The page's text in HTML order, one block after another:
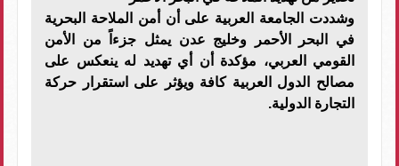
وشددت الجامعة العربية على أن أمن الملاحة البحرية
في البحر الأحمر وخليج عدن يمثل جزءاً من الأمن
القومي العربي، مؤكدة أن أي تهديد له ينعكس على
مصالح الدول العربية كافة ويؤثر على استقرار حركة
التجارة الدولية.